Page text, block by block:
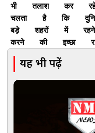
भी
तलाश कर
चलता
है कि
बड़े
शहरों में रहने
करने
की इच्छा
यह भी पढ़ें